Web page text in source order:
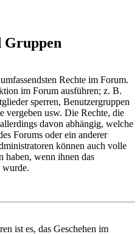
Gruppen
Rechte im Forum.
im Forum ausführen; z. B.
sperren, Benutzergruppen
vergeben usw. Die Rechte, die
davon abhängig, welche
Forums oder ein anderer
können auch volle
haben, wenn ihnen das
wurde.
ist es, das Geschehen im